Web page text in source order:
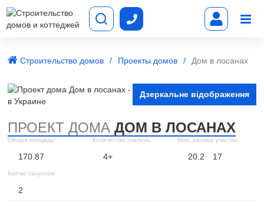
Строительство домов Проекты домов Дом в лосанах
Дзеркальне відображення
ПРОЕКТ ДОМА ДОМ В ЛОСАНАХ
Общая площадь:
170.87
Количество спалень:
4+
Мин. размер участка:
20.2 17
Кол-во санузлов:
2